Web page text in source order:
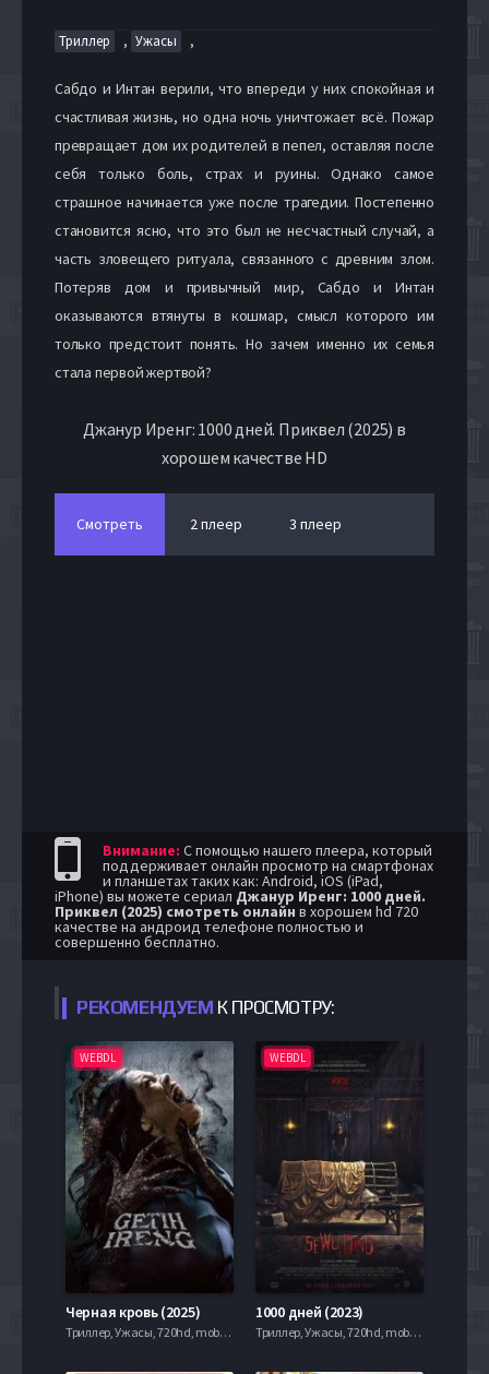
Триллер , Ужасы ,
Сабдо и Интан верили, что впереди у них спокойная и
счастливая жизнь, но одна ночь уничтожает всё. Пожар
превращает дом их родителей в пепел, оставляя после
себя только боль, страх и руины. Однако самое
страшное начинается уже после трагедии. Постепенно
становится ясно, что это был не несчастный случай, а
часть зловещего ритуала, связанного с древним злом.
Потеряв дом и привычный мир, Сабдо и Интан
оказываются втянуты в кошмар, смысл которого им
только предстоит понять. Но зачем именно их семья
стала первой жертвой?
Джанур Иренг: 1000 дней. Приквел (2025) в
хорошем качестве HD
Смотреть 2 плеер 3 плеер
Внимание: С помощью нашего плеера, который
поддерживает онлайн просмотр на смартфонах
и планшетах таких как: Android, iOS (iPad,
iPhone) вы можете сериал Джанур Иренг: 1000 дней.
Приквел (2025) смотреть онлайн в хорошем hd 720
качестве на андроид телефоне полностью и
совершенно бесплатно.
РЕКОМЕНДУЕМ К ПРОСМОТРУ:
WEBDL
Черная кровь (2025)
Триллер, Ужасы, 720hd, mobilen,
WEBDL
1000 дней (2023)
Триллер, Ужасы, 720hd, mobilen,